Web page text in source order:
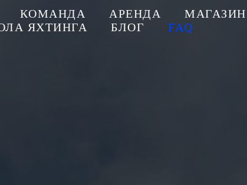
КОМАНДА АРЕНДА
МАГАЗИН
ЯХТИНГА
БЛОГ FAQ